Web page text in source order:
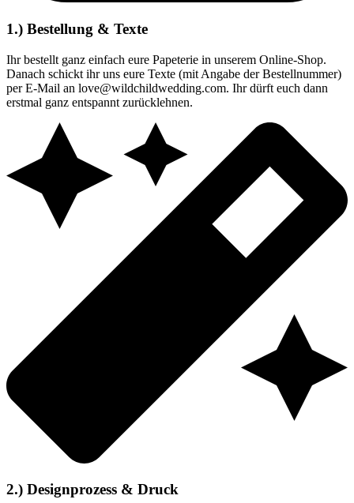
1.) Bestellung & Texte
Ihr bestellt ganz einfach eure Papeterie in unserem Online-Shop.
Danach schickt ihr uns eure Texte (mit Angabe der Bestellnummer)
per E-Mail an love@wildchildwedding.com. Ihr dürft euch dann
erstmal ganz entspannt zurücklehnen.
2.) Designprozess & Druck